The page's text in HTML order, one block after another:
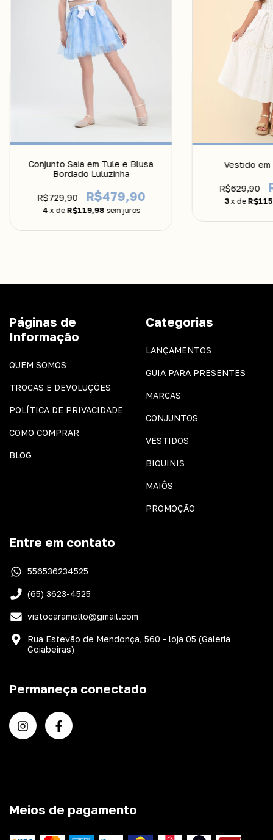
Conjunto Saia em Tule e Blusa
Bordado Luluzinha
R$729,90 R$479,90
4 x de R$119,98 sem juros
Vestido em
R$629,90
3 x de
Páginas de
Informação
QUEM SOMOS
TROCAS E DEVOLUÇÕES
POLÍTICA DE PRIVACIDADE
COMO COMPRAR
BLOG
Categorias
LANÇAMENTOS
GUIA PARA PRESENTES
MARCAS
CONJUNTOS
VESTIDOS
BIQUINIS
MAIÔS
PROMOÇÃO
Entre em contato
556536234525
(65) 3623-4525
vistocaramello@gmail.com
Rua Estevão de Mendonça, 560 - loja 05 (Galeria
Goiabeiras)
Permaneça conectado
Meios de pagamento